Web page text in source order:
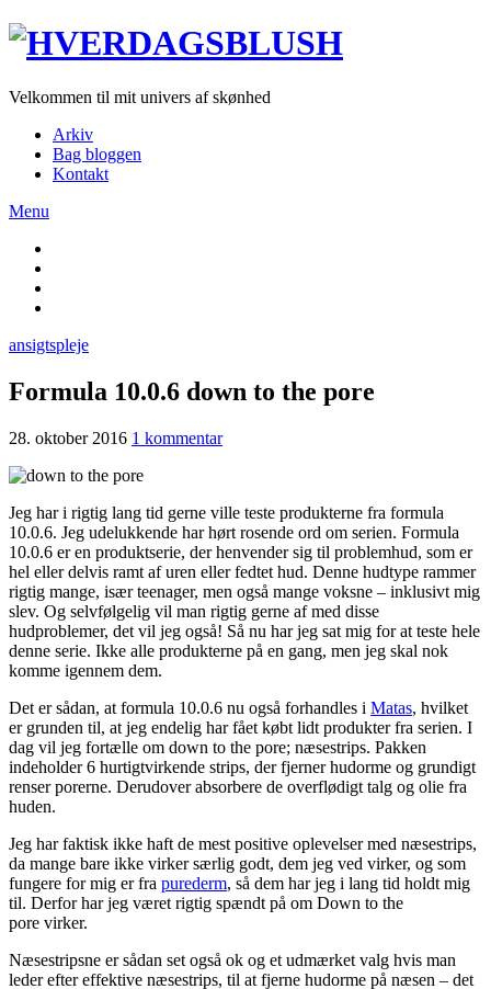
Velkommen til mit univers af skønhed
Arkiv
Bag bloggen
Kontakt
Menu
ansigtspleje
Formula 10.0.6 down to the pore
28. oktober 2016 1 kommentar
Jeg har i rigtig lang tid gerne ville teste produkterne fra formula
10.0.6. Jeg udelukkende har hørt rosende ord om serien. Formula
10.0.6 er en produktserie, der henvender sig til problemhud, som er
hel eller delvis ramt af uren eller fedtet hud. Denne hudtype rammer
rigtig mange, især teenager, men også mange voksne – inklusivt mig
slev. Og selvfølgelig vil man rigtig gerne af med disse
hudproblemer, det vil jeg også! Så nu har jeg sat mig for at teste hele
denne serie. Ikke alle produkterne på en gang, men jeg skal nok
komme igennem dem.
Det er sådan, at formula 10.0.6 nu også forhandles i Matas, hvilket
er grunden til, at jeg endelig har fået købt lidt produkter fra serien. I
dag vil jeg fortælle om down to the pore; næsestrips. Pakken
indeholder 6 hurtigtvirkende strips, der fjerner hudorme og grundigt
renser porerne. Derudover absorbere de overflødigt talg og olie fra
huden.
Jeg har faktisk ikke haft de mest positive oplevelser med næsestrips,
da mange bare ikke virker særlig godt, dem jeg ved virker, og som
fungere for mig er fra purederm, så dem har jeg i lang tid holdt mig
til. Derfor har jeg været rigtig spændt på om Down to the
pore virker.
Næsestripsne er sådan set også ok og et udmærket valg hvis man
leder efter effektive næsestrips, til at fjerne hudorme på næsen – det